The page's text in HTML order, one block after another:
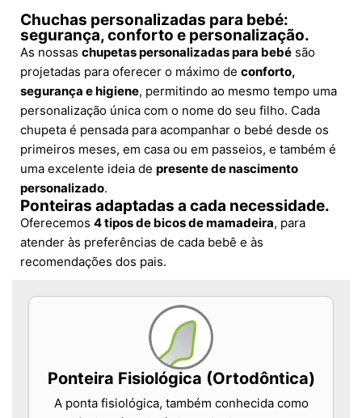
Chuchas personalizadas para bebé:
segurança, conforto e personalização.
As nossas chupetas personalizadas para bebé são
projetadas para oferecer o máximo de conforto,
segurança e higiene, permitindo ao mesmo tempo uma
personalização única com o nome do seu filho. Cada
chupeta é pensada para acompanhar o bebé desde os
primeiros meses, em casa ou em passeios, e também é
uma excelente ideia de presente de nascimento
personalizado.
Ponteiras adaptadas a cada necessidade.
Oferecemos 4 tipos de bicos de mamadeira, para
atender às preferências de cada bebê e às
recomendações dos pais.
Ponteira Fisiológica (Ortodôntica)
A ponta fisiológica, também conhecida como